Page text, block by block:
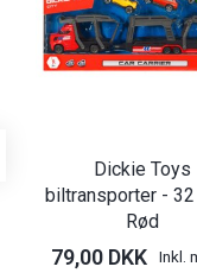
Dickie Toys
biltransporter - 32
Rød
79,00 DKK Inkl.